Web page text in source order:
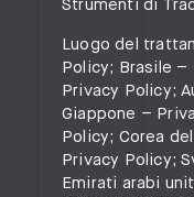
Strumenti di
Luogo del
Policy; Brasile –
Privacy Policy;
Giappone –
Policy; Corea
Privacy Policy;
Emirati arabi